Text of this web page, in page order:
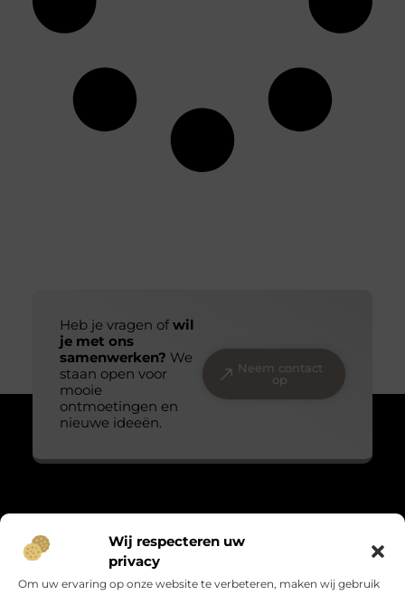
Wij respecteren uw
privacy
Om uw ervaring op onze website te verbeteren, maken wij gebruik
Heb je vragen ofwil
je met ons
samenwerken? We
staan open voor
mooie
ontmoetingen en
nieuwe ideeën.
Neem contact
op
Over Massage praktijk de bron
“Teder, echt en met oog voor detail.”
geluk, persoonlijke groei en leven met gevoel. Warme verhalen